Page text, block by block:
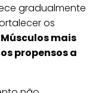
gradualmente
os
Músculos mais
propensos a